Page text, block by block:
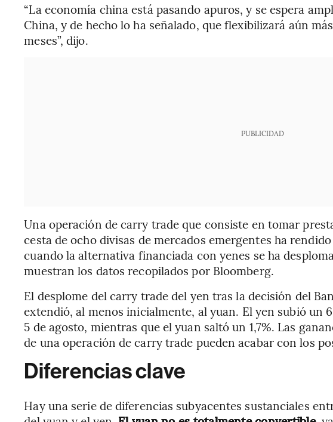
“La economía china está pasando apuros, y se espera
China, y de hecho lo ha señalado, que flexibilizará aún
meses”, dijo.
PUBLICIDAD
Una operación de carry trade que consiste en tomar
cesta de ocho divisas de mercados emergentes ha
cuando la alternativa financiada con yenes se ha
muestran los datos recopilados por Bloomberg.
El desplome del carry trade del yen tras la decisión del
extendió, al menos inicialmente, al yuan. El yen subió un
5 de agosto, mientras que el yuan saltó un 1,7%. Las
de una operación de carry trade pueden acabar con los
Diferencias clave
Hay una serie de diferencias subyacentes sustanciales